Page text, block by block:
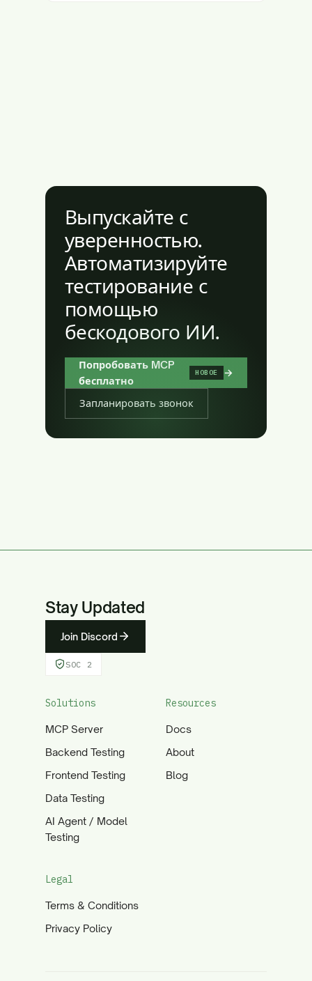
Выпускайте с
уверенностью.
Автоматизируйте
тестирование с
помощью
бескодового ИИ.
Попробовать MCP
бесплатно
НОВОЕ →
Запланировать звонок
Stay Updated
Join Discord
SOC 2
Solutions
MCP Server
Backend Testing
Frontend Testing
Data Testing
AI Agent / Model
Testing
Resources
Docs
About
Blog
Legal
Terms & Conditions
Privacy Policy